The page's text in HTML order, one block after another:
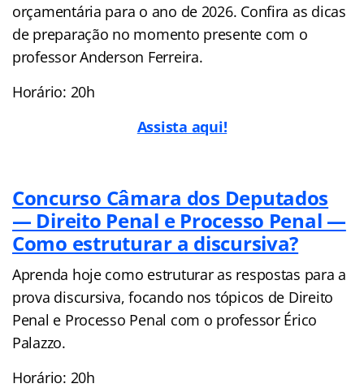
orçamentária para o ano de 2026. Confira as dicas
de preparação no momento presente com o
professor Anderson Ferreira.
Horário: 20h
Assista aqui!
Concurso Câmara dos Deputados
— Direito Penal e Processo Penal —
Como estruturar a discursiva?
Aprenda hoje como estruturar as respostas para a
prova discursiva, focando nos tópicos de Direito
Penal e Processo Penal com o professor Érico
Palazzo.
Horário: 20h